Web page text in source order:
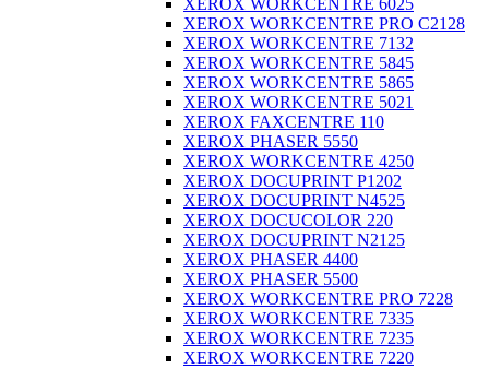
XEROX WORKCENTRE 6025
XEROX WORKCENTRE PRO C2128
XEROX WORKCENTRE 7132
XEROX WORKCENTRE 5845
XEROX WORKCENTRE 5865
XEROX WORKCENTRE 5021
XEROX FAXCENTRE 110
XEROX PHASER 5550
XEROX WORKCENTRE 4250
XEROX DOCUPRINT P1202
XEROX DOCUPRINT N4525
XEROX DOCUCOLOR 220
XEROX DOCUPRINT N2125
XEROX PHASER 4400
XEROX PHASER 5500
XEROX WORKCENTRE PRO 7228
XEROX WORKCENTRE 7335
XEROX WORKCENTRE 7235
XEROX WORKCENTRE 7220